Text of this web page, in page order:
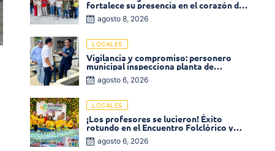
fortalece su presencia en el corazón del
departamento de Bolívar
agosto 8, 2026
LOCALES
Vigilancia y compromiso: personero
municipal inspecciona planta de
tratamiento de agua
agosto 6, 2026
LOCALES
¡Los profesores se lucieron! Éxito
rotundo en el Encuentro Folclórico y
Cultural del Magisterio 2026 en Ciénaga
agosto 6, 2026